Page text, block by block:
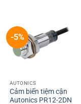
-5%
AUTONICS
Cảm biến tiệm cận
Autonics PR12-2DN